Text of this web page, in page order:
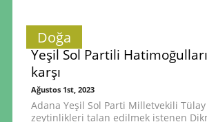
Doğa
Yeşil Sol Partili
karşı
Ağustos 1st, 2023
Adana Yeşil Sol Parti Milletvekili
zeytinlikleri talan edilmek istenen